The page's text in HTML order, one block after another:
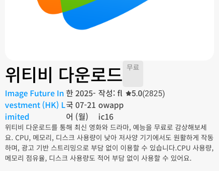
위티비 다운로드 무료
Image Future In
vestment (HK) L
imited
한
국
어
2025-
07-21
(월)
작성: fl
owapp
ic16
5.0(2825)
위티비 다운로드를 통해 최신 영화와 드라마, 예능을 무료로 감상해보세
요. CPU, 메모리, 디스크 사용량이 낮아 저사양 기기에서도 원활하게 작동
하며, 광고 기반 스트리밍으로 부담 없이 이용할 수 있습니다.CPU 사용량,
메모리 점유율, 디스크 사용량도 적어 부담 없이 사용할 수 있어요.